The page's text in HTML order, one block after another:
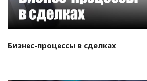
Бизнес-процессы в сделках